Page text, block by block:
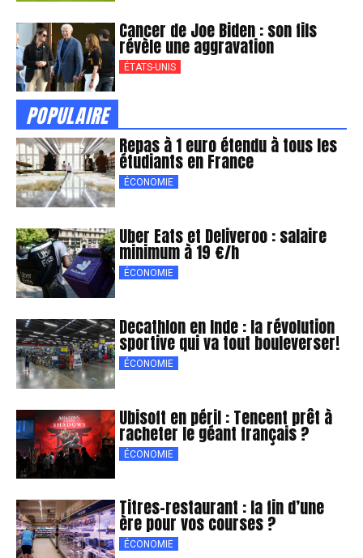
Cancer de Joe Biden : son fils
révèle une aggravation
ÉTATS-UNIS
POPULAIRE
Repas à 1 euro étendu à tous les
étudiants en France
ÉCONOMIE
Uber Eats et Deliveroo : salaire
minimum à 19 €/h
ÉCONOMIE
Decathlon en Inde : la révolution
sportive qui va tout bouleverser!
ÉCONOMIE
Ubisoft en péril : Tencent prêt à
racheter le géant français ?
ÉCONOMIE
Titres-restaurant : la fin d’une
ère pour vos courses ?
ÉCONOMIE